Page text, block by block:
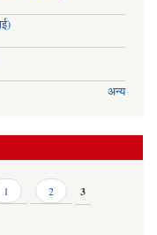
अन्य
1 2 3